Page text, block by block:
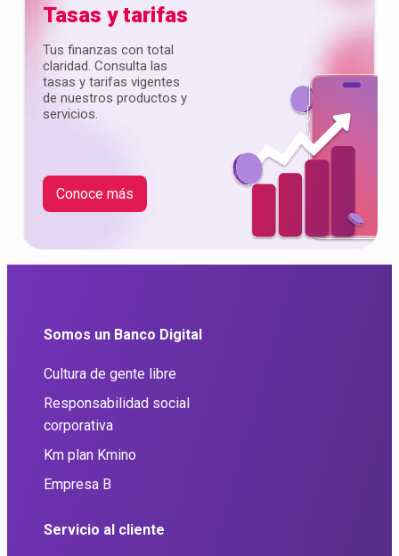
Tasas y tarifas
Tus finanzas con total
claridad. Consulta las
tasas y tarifas vigentes
de nuestros productos y
servicios.
Conoce más
Somos un Banco Digital
Cultura de gente libre
Responsabilidad social
corporativa
Km plan Kmino
Empresa B
Servicio al cliente